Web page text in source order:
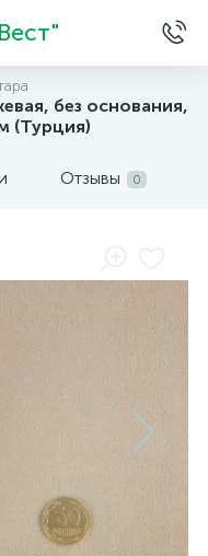
без основания,
(Турция)
Отзывы 0